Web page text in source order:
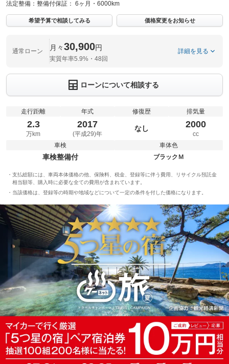
法定整備： 整備付保証： 6ヶ月・6000km
希望予算で相談してみる 価格変更をお知らせ
通常ローン 月々30,900円
実質年率5.9%・48回
詳細を見る
ローンについて相談する
走行距離
2.3
万km
年式
2017
(平成29)年
修復歴
なし
排気量
2000
cc
車検
車検整備付
車体色
ブラックＭ
支払総額には、車両本体価格の他、保険料、税金、登録等に伴う費用、リサイクル預託金
相当額等、購入時に必要な全ての費用が含まれています。
当該価格は、登録等の時期や地域などについて一定の条件を付した価格になります。